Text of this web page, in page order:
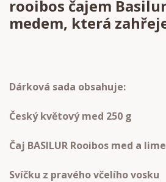
rooibos čajem
medem, která
Dárková sada obsahuje:
Český květový med 250 g
Čaj BASILUR Rooibos med a
Svíčku z pravého včelího vosku